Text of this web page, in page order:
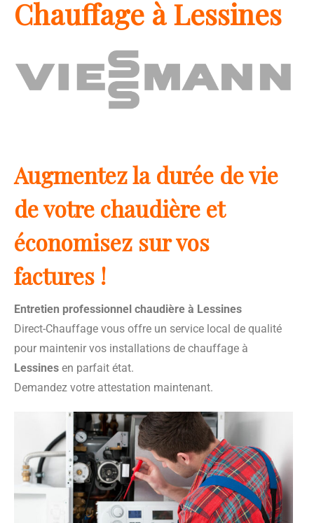
Chauffage à Lessines
Augmentez la durée de vie
de votre chaudière et
économisez sur vos
factures !
Entretien professionnel chaudière à Lessines
Direct-Chauffage vous offre un service local de qualité
pour maintenir vos installations de chauffage à
Lessines en parfait état.
Demandez votre attestation maintenant.